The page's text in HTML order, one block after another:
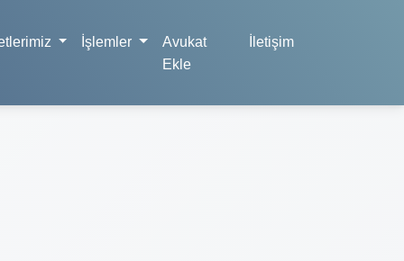
İşlemler
Avukat
Ekle
İletişim